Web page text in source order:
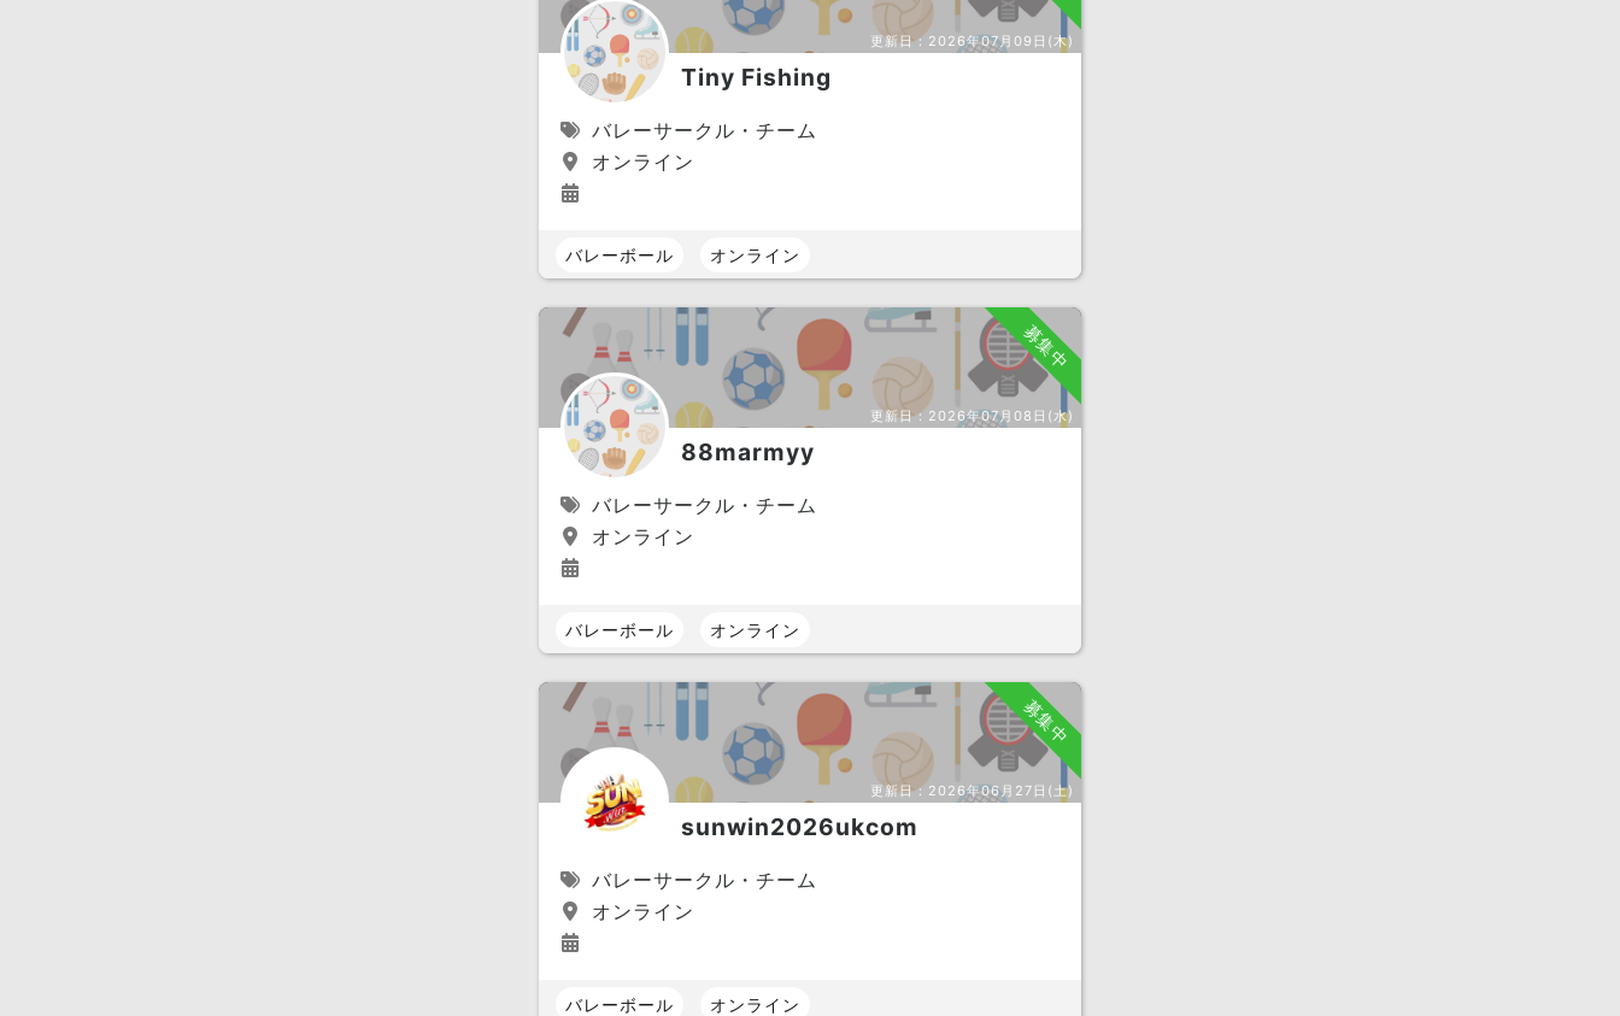
更新日： 2026年07月09日(木)
Tiny Fishing
バレーサークル・チーム
オンライン
バレーボール オンライン
募集中
更新日： 2026年07月08日(水)
88marmyy
バレーサークル・チーム
オンライン
バレーボール オンライン
募集中
更新日： 2026年06月27日(土)
sunwin2026ukcom
バレーサークル・チーム
オンライン
バレーボール オンライン